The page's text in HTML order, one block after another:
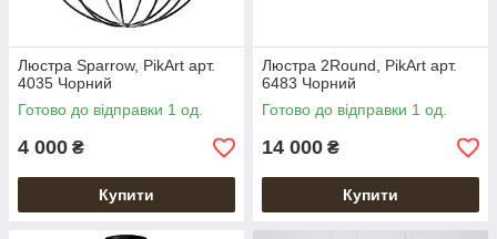
Люстра Sparrow, PikArt арт.
4035 Чорний
Готово до відправки 1 од.
4 000 ₴
Купити
Люстра 2Round, PikArt арт.
6483 Чорний
Готово до відправки 1 од.
14 000 ₴
Купити